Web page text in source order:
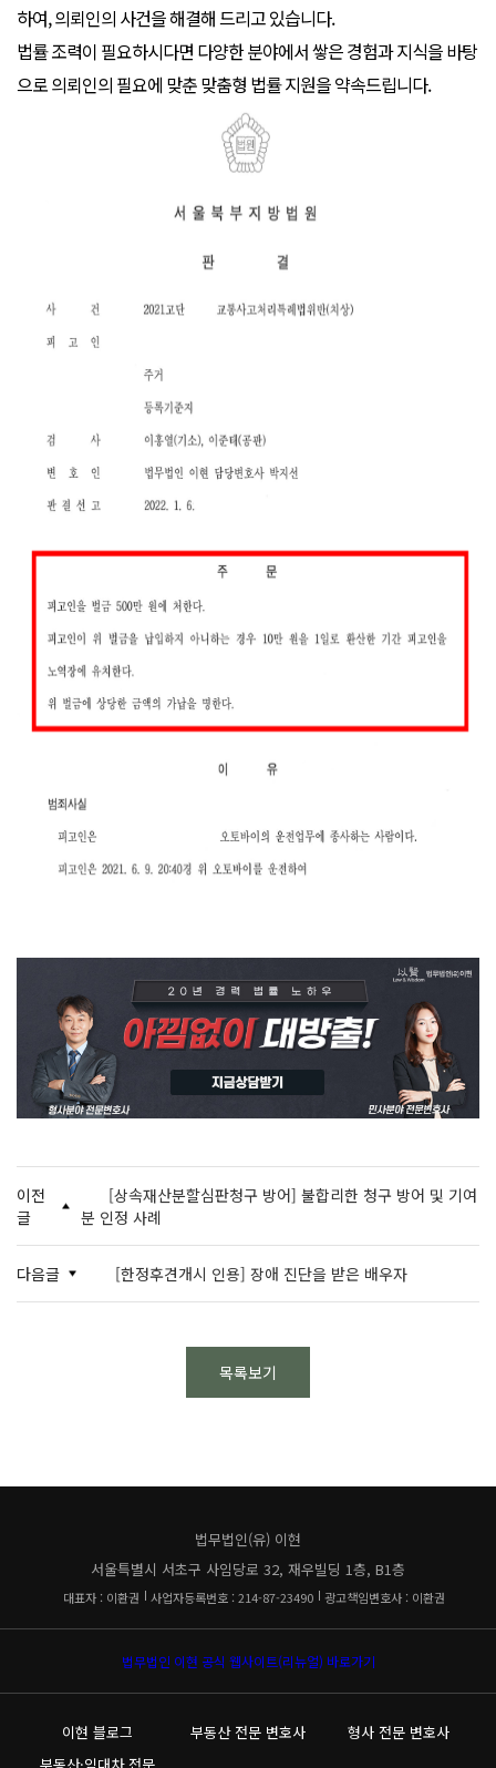
하여, 의뢰인의 사건을 해결해 드리고 있습니다.
법률 조력이 필요하시다면 다양한 분야에서 쌓은 경험과 지식을 바탕
으로 의뢰인의 필요에 맞춘 맞춤형 법률 지원을 약속드립니다.
이전
글
[상속재산분할심판청구 방어] 불합리한 청구 방어 및 기여
분 인정 사례
다음글 [한정후견개시 인용] 장애 진단을 받은 배우자
목록보기
법무법인(유) 이현
서울특별시 서초구 사임당로 32, 재우빌딩 1층, B1층
대표자 : 이환권 사업자등록번호 : 214-87-23490 광고책임변호사 : 이환권
법무법인 이현 공식 웹사이트(리뉴얼) 바로가기
이현 블로그 부동산 전문 변호사
형사 전문 변호사